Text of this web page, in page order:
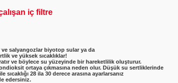
iç filtre
salyangozlar biyotop sular ya da
ve yüksek sıcaklıklar!
ve böylece su yüzeyinde bir hareketlilik oluşturur.
ortaya çıkmasına neden olur. Düşük su sertliklerinde
28 ila 30 derece arasına ayarlarsanız
edersiniz.